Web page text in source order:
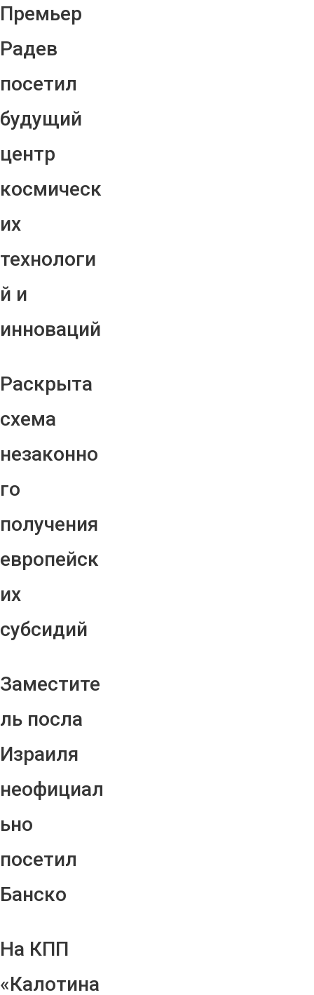
Премьер
Радев
посетил
будущий
центр
космическ
их
технологи
й и
инноваций
Раскрыта
схема
незаконно
го
получения
европейск
их
субсидий
Заместите
ль посла
Израиля
неофициал
ьно
посетил
Банско
На КПП
«Калотина